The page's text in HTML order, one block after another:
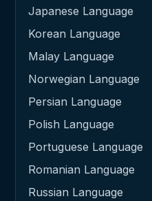
Japanese Language
Korean Language
Malay Language
Norwegian Language
Persian Language
Polish Language
Portuguese Language
Romanian Language
Russian Language